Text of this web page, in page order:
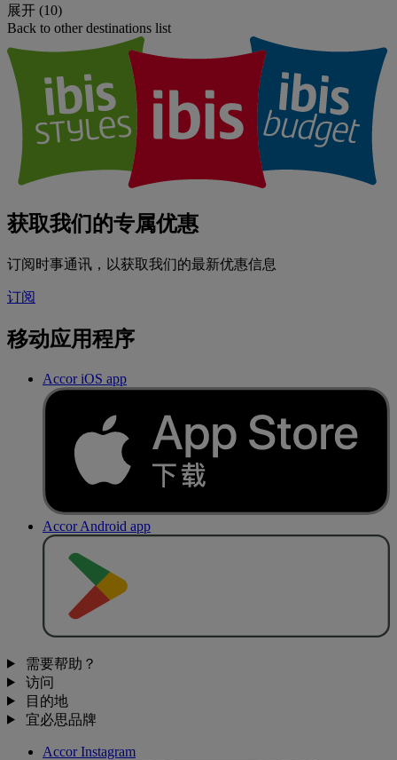
展开 (10)
Back to other destinations list
获取我们的专属优惠
订阅时事通讯，以获取我们的最新优惠信息
订阅
移动应用程序
Accor iOS app
Accor Android app
需要帮助？
访问
目的地
宜必思品牌
Accor Instagram